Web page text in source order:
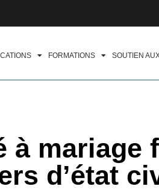
FORMATIONS SOUTIEN
à mariage
d’état